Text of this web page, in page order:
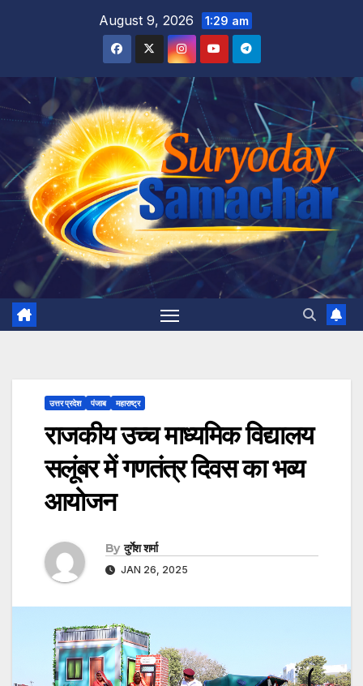
August 9, 2026 1:29 am
उत्तर प्रदेश पंजाब महाराष्ट्र
राजकीय उच्च माध्यमिक विद्यालय
सलूंबर में गणतंत्र दिवस का भव्य
आयोजन
By दुर्गेश शर्मा
JAN 26, 2025